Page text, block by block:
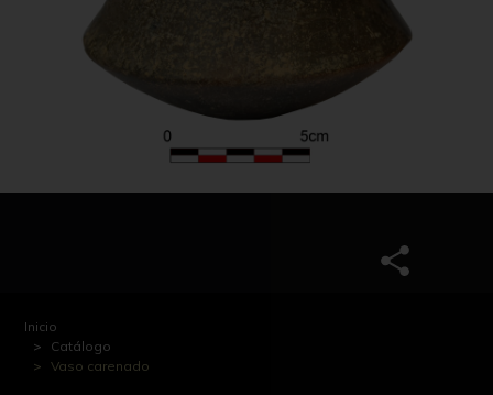
Inicio
Catálogo
Vaso carenado